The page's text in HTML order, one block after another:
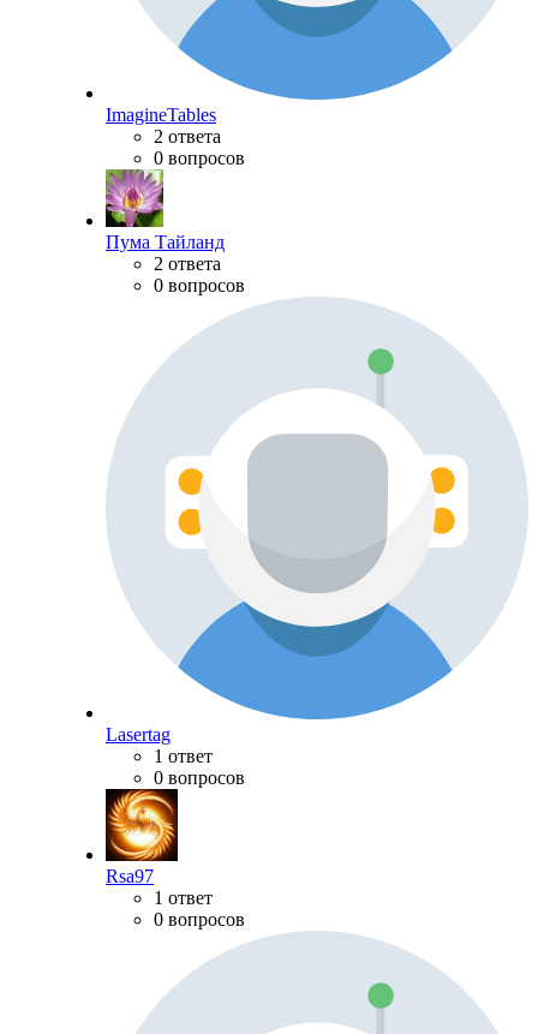
ImagineTables
2 ответа
0 вопросов
Пума Тайланд
2 ответа
0 вопросов
Lasertag
1 ответ
0 вопросов
Rsa97
1 ответ
0 вопросов